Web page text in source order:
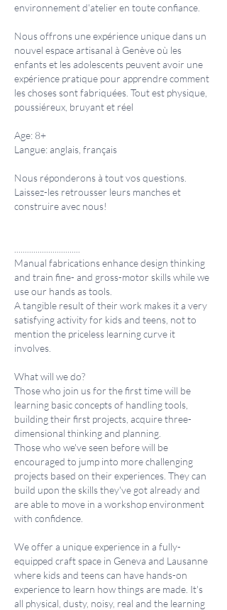
environnement d'atelier en toute confiance.
Nous offrons une expérience unique dans un
nouvel espace artisanal à Genève où les
enfants et les adolescents peuvent avoir une
expérience pratique pour apprendre comment
les choses sont fabriquées. Tout est physique,
poussiéreux, bruyant et réel
Age: 8+
Langue: anglais, français
Nous réponderons à tout vos questions.
Laissez-les retrousser leurs manches et
construire avec nous!
Manual fabrications enhance design thinking
and train fine- and gross-motor skills while we
use our hands as tools.
A tangible result of their work makes it a very
satisfying activity for kids and teens, not to
mention the priceless learning curve it
involves.
What will we do?
Those who join us for the first time will be
learning basic concepts of handling tools,
building their first projects, acquire three-
dimensional thinking and planning.
Those who we've seen before will be
encouraged to jump into more challenging
projects based on their experiences. They can
build upon the skills they've got already and
are able to move in a workshop environment
with confidence.
We offer a unique experience in a fully-
equipped craft space in Geneva and Lausanne
where kids and teens can have hands-on
experience to learn how things are made. It's
all physical, dusty, noisy, real and the learning